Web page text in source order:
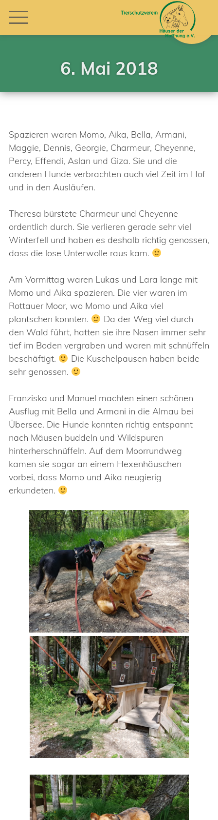
6. Mai 2018
Spazieren waren Momo, Aika, Bella, Armani,
Maggie, Dennis, Georgie, Charmeur, Cheyenne,
Percy, Effendi, Aslan und Giza. Sie und die
anderen Hunde verbrachten auch viel Zeit im Hof
und in den Ausläufen.
Theresa bürstete Charmeur und Cheyenne
ordentlich durch. Sie verlieren gerade sehr viel
Winterfell und haben es deshalb richtig genossen,
dass die lose Unterwolle raus kam.
Am Vormittag waren Lukas und Lara lange mit
Momo und Aika spazieren. Die vier waren im
Rottauer Moor, wo Momo und Aika viel
plantschen konnten.
Da der Weg viel durch
den Wald führt, hatten sie ihre Nasen immer sehr
tief im Boden vergraben und waren mit schnüffeln
beschäftigt.
Die Kuschelpausen haben beide
sehr genossen.
Franziska und Manuel machten einen schönen
Ausflug mit Bella und Armani in die Almau bei
Übersee. Die Hunde konnten richtig entspannt
nach Mäusen buddeln und Wildspuren
hinterherschnüffeln. Auf dem Moorrundweg
kamen sie sogar an einem Hexenhäuschen
vorbei, dass Momo und Aika neugierig
erkundeten.